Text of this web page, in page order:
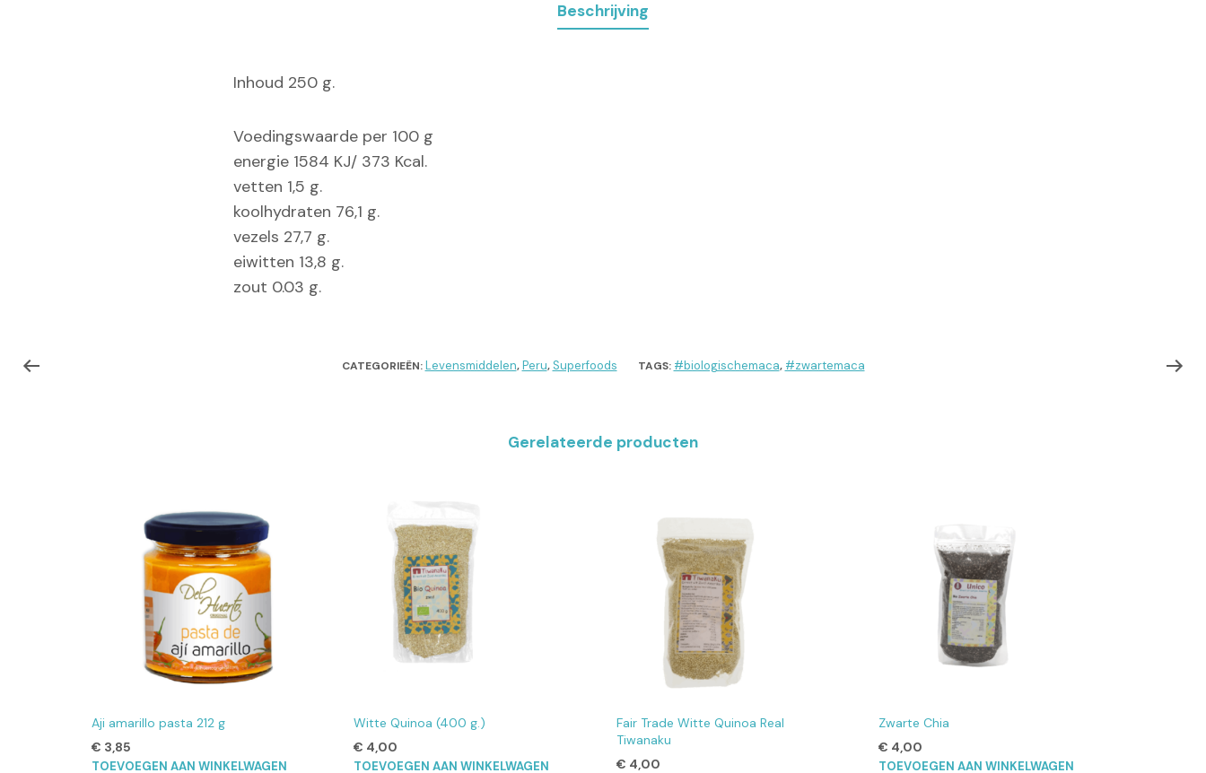
Beschrijving
Inhoud 250 g.
Voedingswaarde per 100 g
energie 1584 KJ/ 373 Kcal.
vetten 1,5 g.
koolhydraten 76,1 g.
vezels 27,7 g.
eiwitten 13,8 g.
zout 0.03 g.
CATEGORIEËN:Levensmiddelen,Peru,Superfoods TAGS: #biologischemaca, #zwartemaca
Gerelateerde producten
Aji amarillo pasta 212 g
€ 3,85
TOEVOEGEN AAN WINKELWAGEN
Witte Quinoa (400 g.)
€ 4,00
TOEVOEGEN AAN WINKELWAGEN
Fair Trade Witte Quinoa Real
Tiwanaku
€ 4,00
Zwarte Chia
€ 4,00
TOEVOEGEN AAN WINKELWAGEN